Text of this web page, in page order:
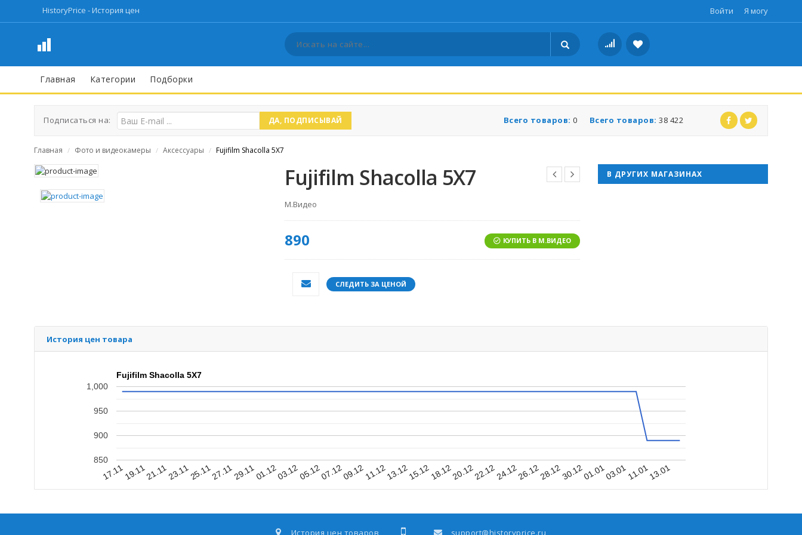
HistoryPrice - История цен Войти Я могу
Главная Категории Подборки
Подписаться на: ДА, ПОДПИСЫВАЙ Всего товаров: 38 422
Всего товаров: 0
Главная / Фото и видеокамеры / Аксессуары / Fujifilm Shacolla 5X7
Fujifilm Shacolla 5X7
М.Видео
890 КУПИТЬ В М.ВИДЕО
СЛЕДИТЬ ЗА ЦЕНОЙ
В ДРУГИХ МАГАЗИНАХ
История цен товара
Fujifilm Shacolla 5X7
17.1119.1121.1123.1125.1127.1129.1101.1203.1205.1207.1209.1211.1213.1215.1218.1220.1222.1224.1226.1228.1230.1201.0103.0111.0113.01
850
900
950
1,000
История цен товаров support@historyprice.ru